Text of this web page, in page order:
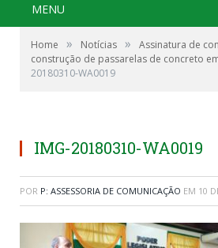
MENU
Home » Notícias »
Assinatura de
construção de passarelas de concreto
20180310-WA0019
IMG-20180310-WA0019
POR P: ASSESSORIA DE COMUNICAÇÃO EM 10